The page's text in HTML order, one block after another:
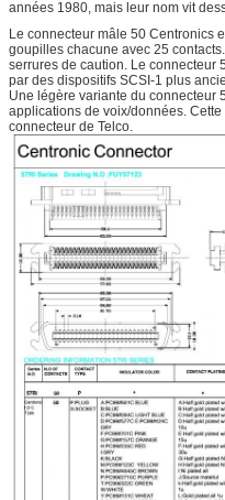
années 1980, mais leur nom vit
Le connecteur mâle 50 Centronics
goupilles chacune avec 25
serrures de caution. Le connecteur
par des dispositifs SCSI-1 plus
Une légère variante du connecteur
applications de voix/données.
connecteur de Telco.